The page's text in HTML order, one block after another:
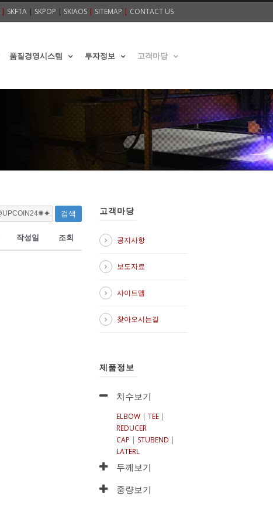
| SKFTA | SKPOP | SKIAOS | SITEMAP | CONTACT US
품질경영시스템 투자정보 고객마당
검색
작성일 조회
고객마당
공지사항
보도자료
사이트맵
찾아오시는길
제품정보
치수보기
ELBOW | TEE |
REDUCER
CAP | STUBEND |
LATERL
두께보기
중량보기